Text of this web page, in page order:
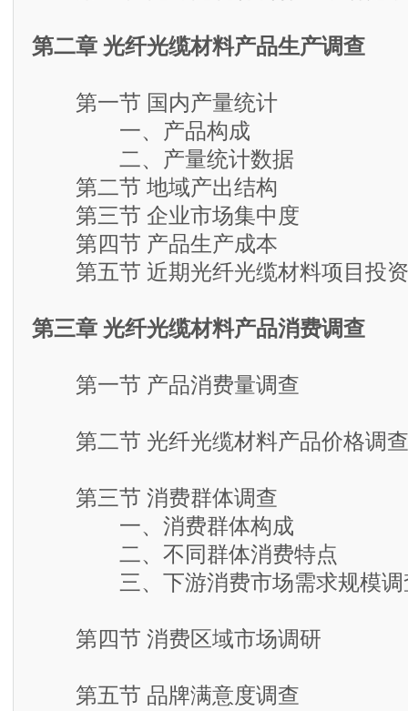
第二章 光纤光缆材料产品生产调查
第一节 国内产量统计
一、产品构成
二、产量统计数据
第二节 地域产出结构
第三节 企业市场集中度
第四节 产品生产成本
第五节 近期光纤光缆材料项目投
第三章 光纤光缆材料产品消费调查
第一节 产品消费量调查
第二节 光纤光缆材料产品价格调查
第三节 消费群体调查
一、消费群体构成
二、不同群体消费特点
三、下游消费市场需求规模调
第四节 消费区域市场调研
第五节 品牌满意度调查